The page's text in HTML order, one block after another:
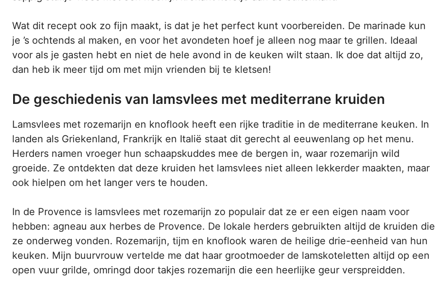
Wat dit recept ook zo fijn maakt, is dat je het perfect kunt voorbereiden. De marinade kun
je ’s ochtends al maken, en voor het avondeten hoef je alleen nog maar te grillen. Ideaal
voor als je gasten hebt en niet de hele avond in de keuken wilt staan. Ik doe dat altijd zo,
dan heb ik meer tijd om met mijn vrienden bij te kletsen!
De geschiedenis van lamsvlees met mediterrane kruiden
Lamsvlees met rozemarijn en knoflook heeft een rijke traditie in de mediterrane keuken. In
landen als Griekenland, Frankrijk en Italië staat dit gerecht al eeuwenlang op het menu.
Herders namen vroeger hun schaapskuddes mee de bergen in, waar rozemarijn wild
groeide. Ze ontdekten dat deze kruiden het lamsvlees niet alleen lekkerder maakten, maar
ook hielpen om het langer vers te houden.
In de Provence is lamsvlees met rozemarijn zo populair dat ze er een eigen naam voor
hebben: agneau aux herbes de Provence. De lokale herders gebruikten altijd de kruiden die
ze onderweg vonden. Rozemarijn, tijm en knoflook waren de heilige drie-eenheid van hun
keuken. Mijn buurvrouw vertelde me dat haar grootmoeder de lamskoteletten altijd op een
open vuur grilde, omringd door takjes rozemarijn die een heerlijke geur verspreidden.